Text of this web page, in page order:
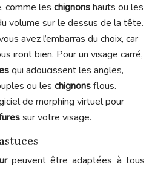
comme les chignonshauts ou les
volume sur le dessus de la tête.
avez l’embarras du choix, car
iront bien. Pour un visage carré,
qui adoucissent les angles,
ou les chignonsflous.
de morphing virtuel pour
sur votre visage.
peuvent être adaptées à tous